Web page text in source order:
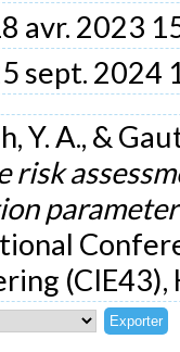
avr. 2023
sept. 2024
Y. A., &
risk
(CIE43),